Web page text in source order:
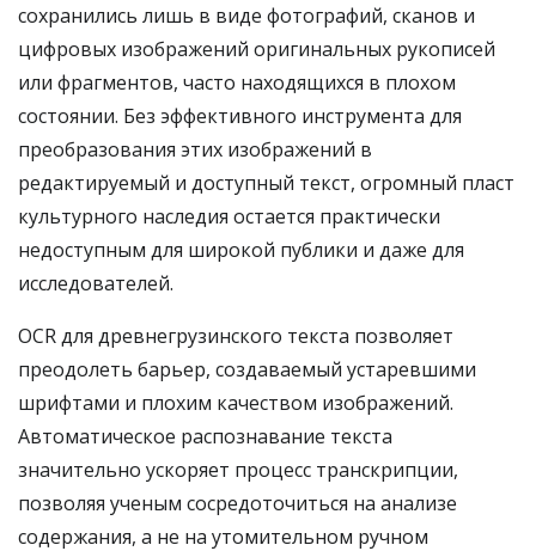
сохранились лишь в виде фотографий, сканов и
цифровых изображений оригинальных рукописей
или фрагментов, часто находящихся в плохом
состоянии. Без эффективного инструмента для
преобразования этих изображений в
редактируемый и доступный текст, огромный пласт
культурного наследия остается практически
недоступным для широкой публики и даже для
исследователей.
OCR для древнегрузинского текста позволяет
преодолеть барьер, создаваемый устаревшими
шрифтами и плохим качеством изображений.
Автоматическое распознавание текста
значительно ускоряет процесс транскрипции,
позволяя ученым сосредоточиться на анализе
содержания, а не на утомительном ручном